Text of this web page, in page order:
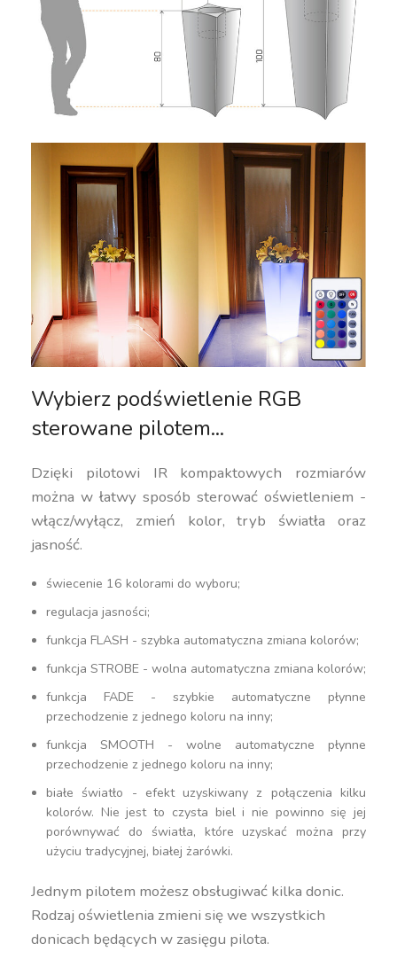
Wybierz podświetlenie RGB
sterowane pilotem...
Dzięki pilotowi IR kompaktowych rozmiarów
można w łatwy sposób sterować oświetleniem -
włącz/wyłącz, zmień kolor, tryb światła oraz
jasność.
świecenie 16 kolorami do wyboru;
regulacja jasności;
funkcja FLASH - szybka automatyczna zmiana kolorów;
funkcja STROBE - wolna automatyczna zmiana kolorów;
funkcja FADE - szybkie automatyczne płynne
przechodzenie z jednego koloru na inny;
funkcja SMOOTH - wolne automatyczne płynne
przechodzenie z jednego koloru na inny;
białe światło - efekt uzyskiwany z połączenia kilku
kolorów. Nie jest to czysta biel i nie powinno się jej
porównywać do światła, które uzyskać można przy
użyciu tradycyjnej, białej żarówki.
Jednym pilotem możesz obsługiwać kilka donic.
Rodzaj oświetlenia zmieni się we wszystkich
donicach będących w zasięgu pilota.